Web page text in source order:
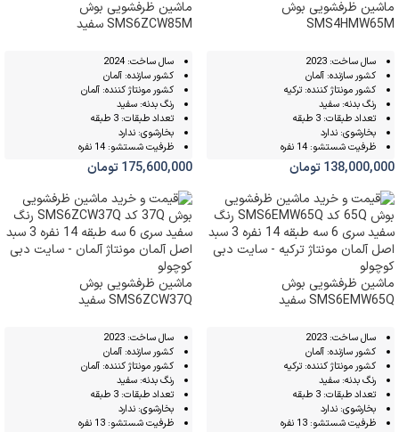
ماشین ظرفشویی بوش
SMS4HMW65M
سال ساخت: 2023
کشور سازنده: آلمان
کشور مونتاژ کننده: ترکیه
رنگ بدنه: سفید
تعداد طبقات: 3 طبقه
بخارشوی: ندارد
ظرفیت شستشو: 14 نفره
138,000,000تومان
ماشین ظرفشویی بوش
SMS6ZCW85M سفید
سال ساخت: 2024
کشور سازنده: آلمان
کشور مونتاژ کننده: آلمان
رنگ بدنه: سفید
تعداد طبقات: 3 طبقه
بخارشوی: ندارد
ظرفیت شستشو: 14 نفره
175,600,000تومان
ماشین ظرفشویی بوش
SMS6EMW65Q سفید
سال ساخت: 2023
کشور سازنده: آلمان
کشور مونتاژ کننده: ترکیه
رنگ بدنه: سفید
تعداد طبقات: 3 طبقه
بخارشوی: ندارد
ظرفیت شستشو: 13 نفره
ماشین ظرفشویی بوش
SMS6ZCW37Q سفید
سال ساخت: 2023
کشور سازنده: آلمان
کشور مونتاژ کننده: آلمان
رنگ بدنه: سفید
تعداد طبقات: 3 طبقه
بخارشوی: ندارد
ظرفیت شستشو: 13 نفره